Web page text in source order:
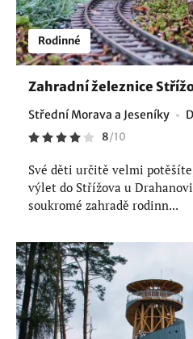
Rodinné
Zahradní železnice
Střední Morava a Jeseníky
8/10
Své děti určitě velmi
výlet do Střížova u
soukromé zahradě rodinn...